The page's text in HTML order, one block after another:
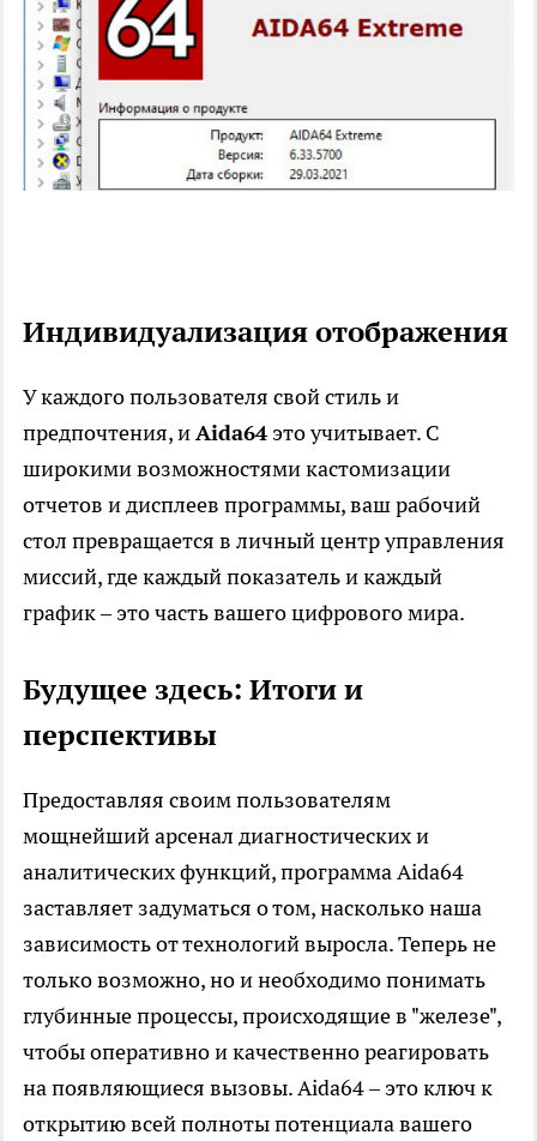
Индивидуализация отображения
У каждого пользователя свой стиль и
предпочтения, иAida64 это учитывает. С
широкими возможностями кастомизации
отчетов и дисплеев программы, ваш рабочий
стол превращается в личный центр управления
миссий, где каждый показатель и каждый
график – это часть вашего цифрового мира.
Будущее здесь: Итоги и
перспективы
Предоставляя своим пользователям
мощнейший арсенал диагностических и
аналитических функций, программа Aida64
заставляет задуматься о том, насколько наша
зависимость от технологий выросла. Теперь не
только возможно, но и необходимо понимать
глубинные процессы, происходящие в "железе",
чтобы оперативно и качественно реагировать
на появляющиеся вызовы. Aida64 – это ключ к
открытию всей полноты потенциала вашего